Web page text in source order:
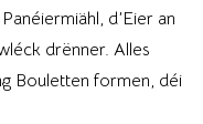
d’Eier an
drënner. Alles
Bouletten formen, déi